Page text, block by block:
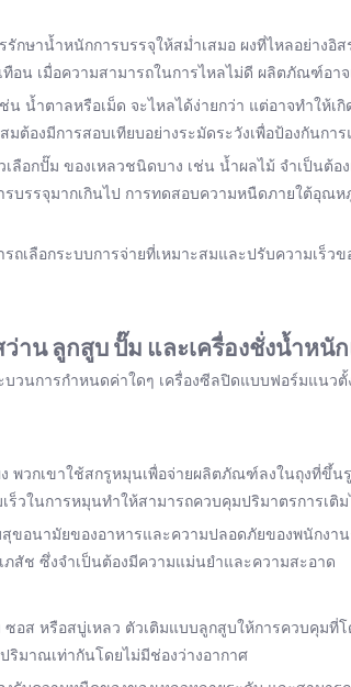
กษาน้ำหนักการบรรจุให้สม่ำเสมอ ผงที่ไหลอย่างอิ
อน เมื่อความสามารถในการไหลไม่ดี ผลิตภัณฑ์อ
น้ำตาลหรือเม็ด จะไหลได้ง่ายกว่า แต่อาจทำให้
องมีการสอบเทียบอย่างระมัดระวังเพื่อป้องกันการ
ลือกปั๊ม ของเหลวชนิดบาง เช่น น้ำผลไม้ จำเป็น
บรรจุมากเกินไป การทดสอบความหนืดภายใต้อุณ
ลือกระบบการจ่ายที่เหมาะสมและปรับความเร็ว
ว่าน ลูกสูบ ปั๊ม และเครื่องชั่งน้ำห
วนการกำหนดค่าใดๆ เครื่องซีลปิดแบบฟอร์มแนว
พวกเขาใช้สกรูหมุนเพื่อจ่ายผลิตภัณฑ์ลงในถุงที่ขึ้
วในการหมุนทำให้สามารถควบคุมปริมาตรการเติ
ขอนามัยของอาหารและความปลอดภัยของพนักง
สัช ซึ่งจำเป็นต้องมีความแม่นยำและความสะอาด
ส หรือสบู่เหลว ตัวเติมแบบลูกสูบให้การควบคุมที่
มาณเท่ากันโดยไม่มีช่องว่างอากาศ